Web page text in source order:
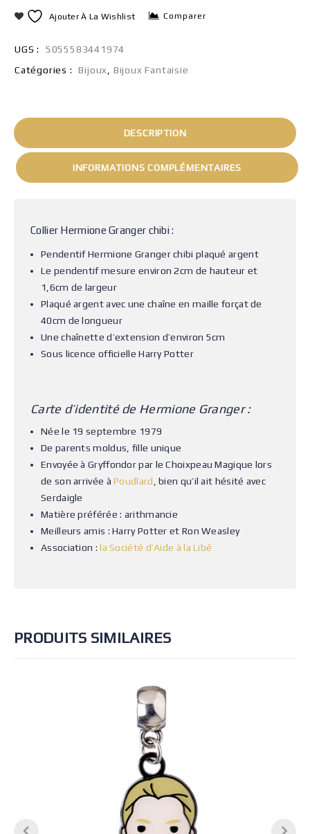
Ajouter À La Wishlist Comparer
UGS :
5055583441974
Catégories :
Bijoux Bijoux Fantaisie
DESCRIPTION
INFORMATIONS COMPLÉMENTAIRES
Collier Hermione Granger chibi :
Pendentif Hermione Granger chibi plaqué argent
Le pendentif mesure environ 2cm de hauteur et
1,6cm de largeur
Plaqué argent avec une chaîne en maille forçat de
40cm de longueur
Une chaînette d’extension d’environ 5cm
Sous licence officielle Harry Potter
Carte d’identité de Hermione Granger :
Née le 19 septembre 1979
De parents moldus, fille unique
Envoyée à Gryffondor par le Choixpeau Magique lors
de son arrivée àPoudlard , bien qu’il ait hésité avec
Serdaigle
Matière préférée : arithmancie
Meilleurs amis : Harry Potter et Ron Weasley
Association : la Société d’Aide à la Libé
PRODUITS SIMILAIRES